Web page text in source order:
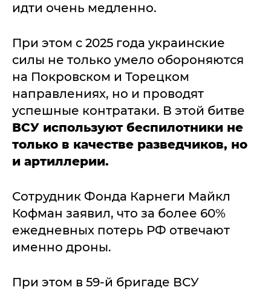
идти очень медленно.
При этом с 2025 года украинские
силы не только умело обороняются
на Покровском и Торецком
направлениях, но и проводят
успешные контратаки. В этой битве
ВСУ используют беспилотники не
только в качестве разведчиков, но
и артиллерии.
Сотрудник Фонда Карнеги Майкл
Кофман заявил, что за более 60%
ежедневных потерь РФ отвечают
именно дроны.
При этом в 59-й бригаде ВСУ